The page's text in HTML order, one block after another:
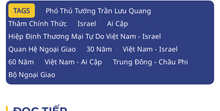
TAGS
Phó Thủ Tướng Trần Lưu Quang
Thăm Chính Thức
Israel
Ai Cập
Hiệp Định Thương Mại Tự Do Việt Nam - Israel
Quan Hệ Ngoại Giao
30 Năm
Việt Nam - Israel
60 Năm
Việt Nam - Ai Cập
Trung Đông - Châu Phi
Bộ Ngoại Giao